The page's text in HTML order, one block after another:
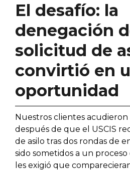
El desafío: la
denegación
solicitud de
convirtió en
oportunidad
Nuestros clientes acudieron
después de que el USCIS
de asilo tras dos rondas de
sido sometidos a un
les exigió que